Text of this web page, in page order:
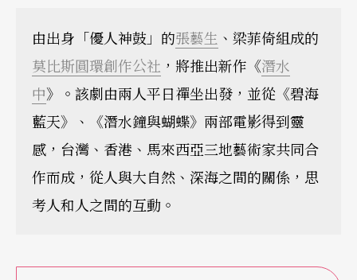
由出身「優人神鼓」的張藝生 、梁菲倚組成的
莫比斯圓環創作公社 ，將推出新作《潛水
中》。該劇由兩人平日禪坐出發，並從《碧海
藍天》、《潛水鐘與蝴蝶》兩部電影得到靈
感，台灣、香港、馬來西亞三地藝術家共同合
作而成，從人與大自然、深海之間的關係，思
考人和人之間的互動。